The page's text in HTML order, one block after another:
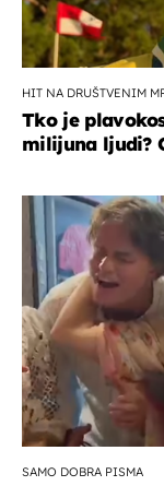
HIT NA DRUŠTVENIM
Tko je
milijuna ljudi?
SAMO DOBRA PISMA